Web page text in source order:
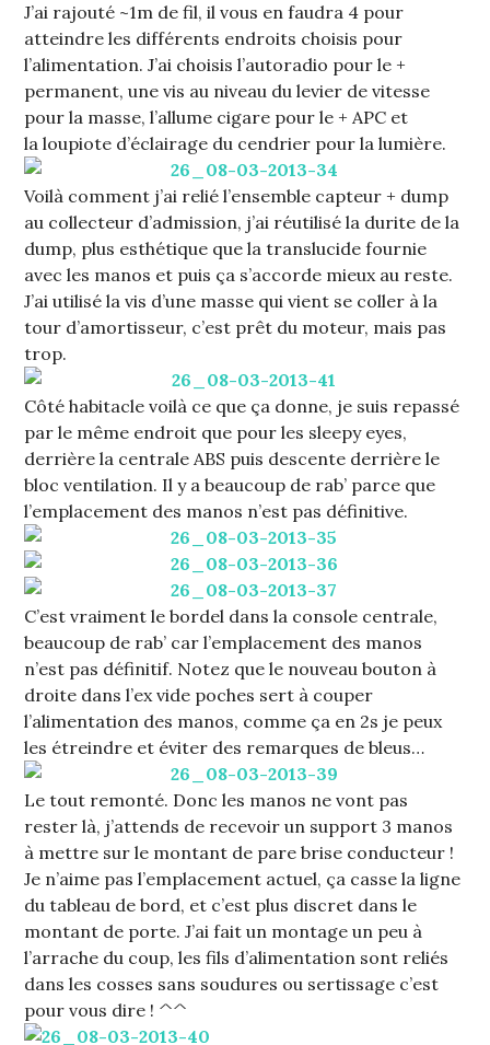
J’ai rajouté ~1m de fil, il vous en faudra 4 pour
atteindre les différents endroits choisis pour
l’alimentation. J’ai choisis l’autoradio pour le +
permanent, une vis au niveau du levier de vitesse
pour la masse, l’allume cigare pour le + APC et
la loupiote d’éclairage du cendrier pour la lumière.
Voilà comment j’ai relié l’ensemble capteur + dump
au collecteur d’admission, j’ai réutilisé la durite de la
dump, plus esthétique que la translucide fournie
avec les manos et puis ça s’accorde mieux au reste.
J’ai utilisé la vis d’une masse qui vient se coller à la
tour d’amortisseur, c’est prêt du moteur, mais pas
trop.
Côté habitacle voilà ce que ça donne, je suis repassé
par le même endroit que pour les sleepy eyes,
derrière la centrale ABS puis descente derrière le
bloc ventilation. Il y a beaucoup de rab’ parce que
l’emplacement des manos n’est pas définitive.
C’est vraiment le bordel dans la console centrale,
beaucoup de rab’ car l’emplacement des manos
n’est pas définitif. Notez que le nouveau bouton à
droite dans l’ex vide poches sert à couper
l’alimentation des manos, comme ça en 2s je peux
les étreindre et éviter des remarques de bleus…
Le tout remonté. Donc les manos ne vont pas
rester là, j’attends de recevoir un support 3 manos
à mettre sur le montant de pare brise conducteur !
Je n’aime pas l’emplacement actuel, ça casse la ligne
du tableau de bord, et c’est plus discret dans le
montant de porte. J’ai fait un montage un peu à
l’arrache du coup, les fils d’alimentation sont reliés
dans les cosses sans soudures ou sertissage c’est
pour vous dire ! ^^